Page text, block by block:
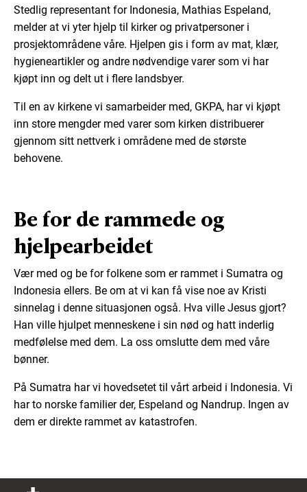
Stedlig representant for Indonesia, Mathias Espeland,
melder at vi yter hjelp til kirker og privatpersoner i
prosjektområdene våre. Hjelpen gis i form av mat, klær,
hygieneartikler og andre nødvendige varer som vi har
kjøpt inn og delt ut i flere landsbyer.
Til en av kirkene vi samarbeider med, GKPA, har vi kjøpt
inn store mengder med varer som kirken distribuerer
gjennom sitt nettverk i områdene med de største
behovene.
Be for de rammede og
hjelpearbeidet
Vær med og be for folkene som er rammet i Sumatra og
Indonesia ellers. Be om at vi kan få vise noe av Kristi
sinnelag i denne situasjonen også. Hva ville Jesus gjort?
Han ville hjulpet menneskene i sin nød og hatt inderlig
medfølelse med dem. La oss omslutte dem med våre
bønner.
På Sumatra har vi hovedsetet til vårt arbeid i Indonesia. Vi
har to norske familier der, Espeland og Nandrup. Ingen av
dem er direkte rammet av katastrofen.